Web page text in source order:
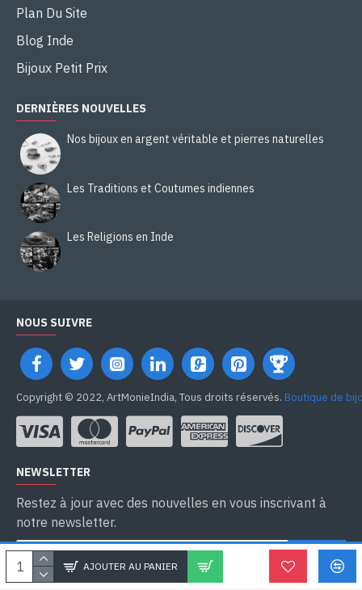
AJOUTER AU PANIER
Plan Du Site
Blog Inde
Bijoux Petit Prix
DERNIÈRES NOUVELLES
Nos bijoux en argent véritable et pierres naturelles
Les Traditions et Coutumes indiennes
Les Religions en Inde
NOUS SUIVRE
Copyright © 2022, ArtMonieIndia, Tous droits réservés. Boutique de
NEWSLETTER
Restez à jour avec des nouvelles en vous inscrivant à
notre newsletter.